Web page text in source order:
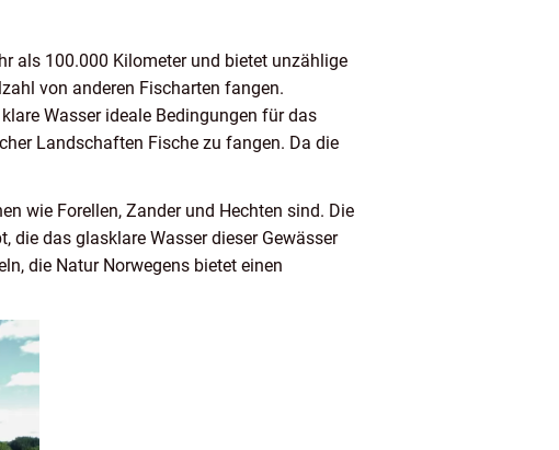
als 100.000 Kilometer und bietet unzählige
von anderen Fischarten fangen.
Wasser ideale Bedingungen für das
Landschaften Fische zu fangen. Da die
wie Forellen, Zander und Hechten sind. Die
die das glasklare Wasser dieser Gewässer
die Natur Norwegens bietet einen